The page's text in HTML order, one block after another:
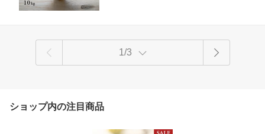
1/3
ショップ内の注目商品